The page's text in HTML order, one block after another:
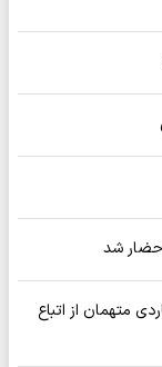
شد
۴ هزار مدرک/ کلاهبرداری ۶ میلیاردی متهمان از اتباع